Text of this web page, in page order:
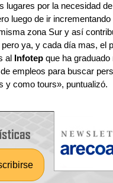
lugares por la necesidad
luego de ir incrementando
zona Sur y así
ya, y cada día mas, el
al Infotepque ha graduado
empleos para buscar
y como tours», puntualizó.